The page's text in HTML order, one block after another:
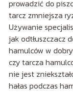
prowadzić do
tarcz zmniejsza
Używanie
jak odtłuszczacz
hamulców w
czy tarcza
nie jest
hałas podczas